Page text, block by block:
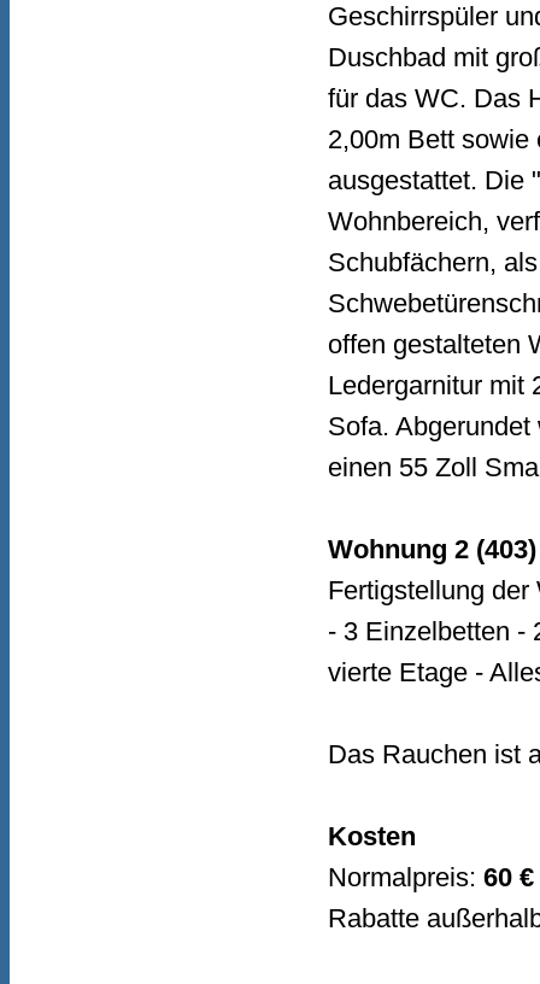
Geschirrspüler
Duschbad mit
für das WC. Das
2,00m Bett sowie
ausgestattet. Die
Wohnbereich,
Schubfächern,
offen gestalteten
Ledergarnitur mit
Sofa.
einen 55 Zoll
Wohnung 2 (403)
Fertigstellung
- 3 Einzelbetten -
vierte Etage -
Das Rauchen ist
Kosten
Normalpreis: 60 €
Rabatte